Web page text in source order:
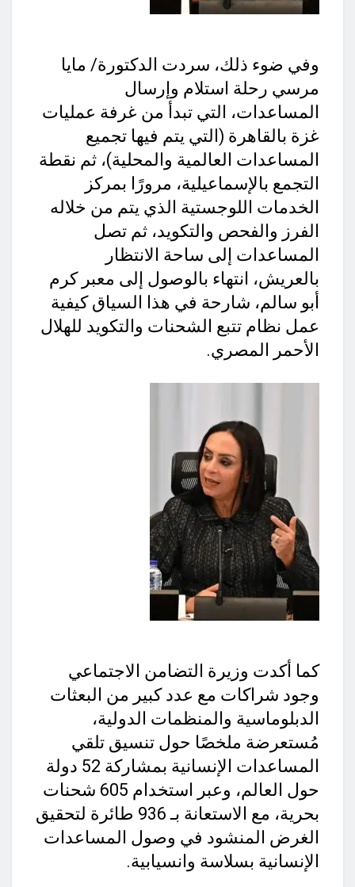
وفي ضوء ذلك، سردت الدكتورة/ مايا
مرسي رحلة استلام وإرسال
المساعدات، التي تبدأ من غرفة عمليات
غزة بالقاهرة (التي يتم فيها تجميع
المساعدات العالمية والمحلية)، ثم نقطة
التجمع بالإسماعيلية، مرورًا بمركز
الخدمات اللوجستية الذي يتم من خلاله
الفرز والفحص والتكويد، ثم تصل
المساعدات إلى ساحة الانتظار
بالعريش، انتهاء بالوصول إلى معبر كرم
أبو سالم، شارحة في هذا السياق كيفية
عمل نظام تتبع الشحنات والتكويد للهلال
الأحمر المصري.
كما أكدت وزيرة التضامن الاجتماعي
وجود شراكات مع عدد كبير من البعثات
الدبلوماسية والمنظمات الدولية،
مُستعرضة ملخصًا حول تنسيق تلقي
المساعدات الإنسانية بمشاركة 52 دولة
حول العالم، وعبر استخدام 605 شحنات
بحرية، مع الاستعانة بـ 936 طائرة لتحقيق
الغرض المنشود في وصول المساعدات
الإنسانية بسلاسة وانسيابية.